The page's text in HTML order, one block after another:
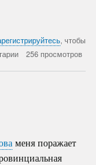
, чтобы
256 просмотров
меня поражает